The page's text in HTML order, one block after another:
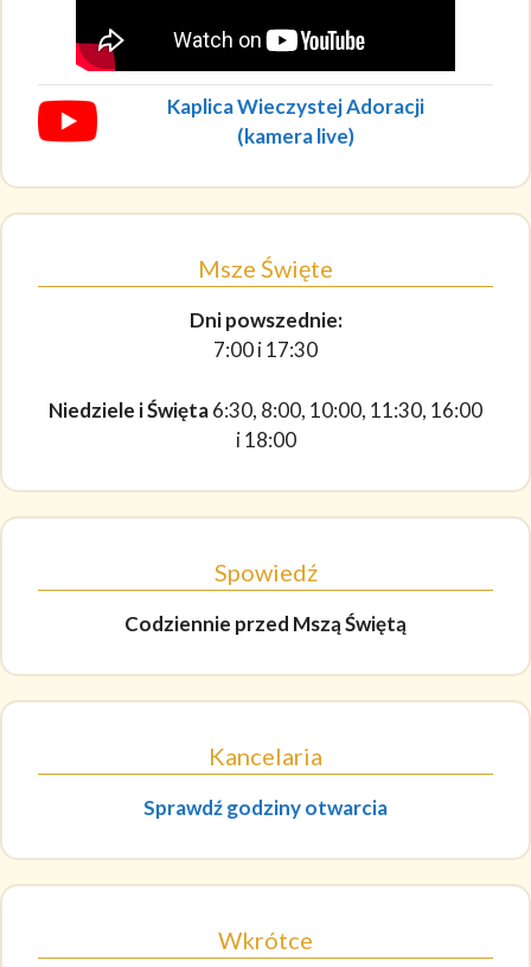
Kaplica Wieczystej Adoracji
(kamera live)
Msze Święte
Dni powszednie:
7:00 i 17:30
Niedziele i Święta6:30, 8:00, 10:00, 11:30, 16:00
i 18:00
Spowiedź
Codziennie przed Mszą Świętą
Kancelaria
Sprawdź godziny otwarcia
Wkrótce